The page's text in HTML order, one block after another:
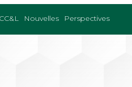
Nouvelles Perspectives